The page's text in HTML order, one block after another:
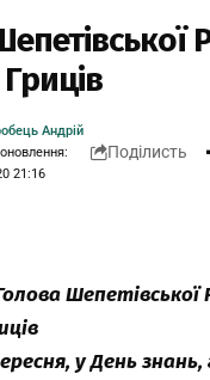
Гриців
21:16
Андрій
Поділисть
у День